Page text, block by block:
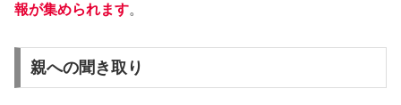
報が集められます。
親への聞き取り